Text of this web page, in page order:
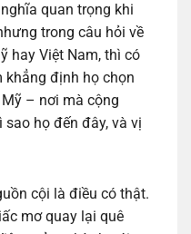
quan trọng khi
trong câu hỏi về
hay Việt Nam, thì có
khẳng định họ chọn
– nơi mà cộng
họ đến đây, và vị
cội là điều có thật.
mơ quay lại quê